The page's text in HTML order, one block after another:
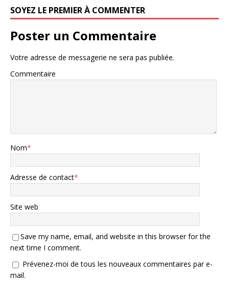
SOYEZ LE PREMIER À COMMENTER
Poster un Commentaire
Votre adresse de messagerie ne sera pas publiée.
Commentaire
Nom*
Adresse de contact*
Site web
Save my name, email, and website in this browser for the
next time I comment.
Prévenez-moi de tous les nouveaux commentaires par e-
mail.